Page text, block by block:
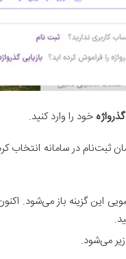
گذرواژهخود را وارد کنید.
در سامانه انتخاب
این گزینه باز می‌شود.
می‌شود.